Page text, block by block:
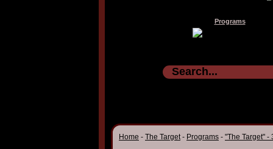
Programs
Home - The Target- Programs - "The Target" -